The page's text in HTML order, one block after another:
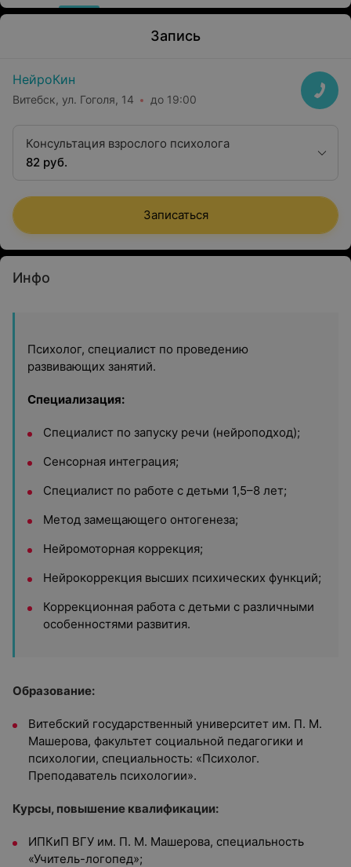
Запись
НейроКин
Витебск, ул. Гоголя, 14 до 19:00
Консультация взрослого психолога
82 руб.
Записаться
Инфо
Психолог, специалист по проведению
развивающих занятий.
Специализация:
Специалист по запуску речи (нейроподход);
Сенсорная интеграция;
Специалист по работе с детьми 1,5–8 лет;
Метод замещающего онтогенеза;
Нейромоторная коррекция;
Нейрокоррекция высших психических функций;
Коррекционная работа с детьми с различными
особенностями развития.
Образование:
Витебский государственный университет им. П. М.
Машерова, факультет социальной педагогики и
психологии, специальность: «Психолог.
Преподаватель психологии».
Курсы, повышение квалификации:
ИПКиП ВГУ им. П. М. Машерова, специальность
«Учитель-логопед»;